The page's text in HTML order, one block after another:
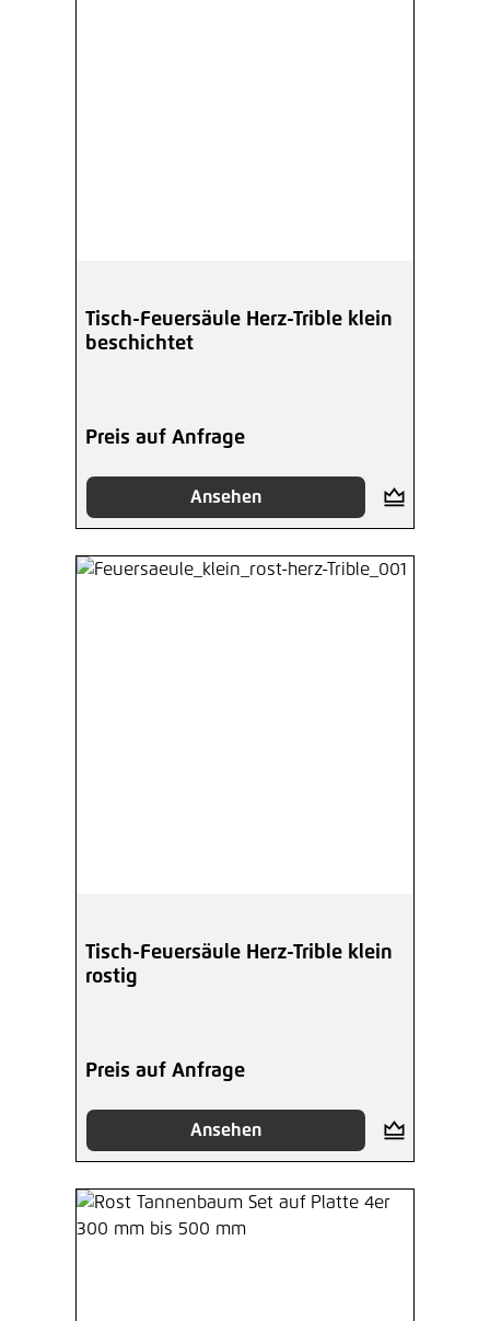
Tisch-Feuersäule Herz-Trible klein
beschichtet
Preis auf Anfrage
Ansehen
Tisch-Feuersäule Herz-Trible klein
rostig
Preis auf Anfrage
Ansehen